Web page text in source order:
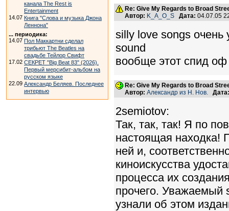
канала The Rest is
Entertainment
14.07 Книга "Слова и музыка Джона
Леннона"
... периодика:
14.07 Пол Маккартни сделал
трибьют The Beatles на
свадьбе Тейлор Свифт
17.02 СЕКРЕТ "Big Beat 83" (2026).
Первый мерсибит-альбом на
русском языке
22.09 Александр Беляев. Последнее
интервью
Re: Give My Regards to Broad
Автор: K_A_O_S Дата: 04.07.05
silly love songs очень
sound
вообще этот спид оф
Re: Give My Regards to Broad
Автор: Александр из Н. Нов. Дата:
2semiotov:
Так, так, так! Я по
настоящая находка!
ней и,
киноискусства
процесса их
прочего. Уважаемый
узнали об этом